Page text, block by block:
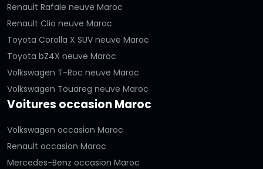
Renault Rafale neuve Maroc
Renault Clio neuve Maroc
Toyota Corolla X SUV neuve Maroc
Toyota bZ4X neuve Maroc
Volkswagen T-Roc neuve Maroc
Volkswagen Touareg neuve Maroc
Voitures occasion Maroc
Volkswagen occasion Maroc
Renault occasion Maroc
Mercedes-Benz occasion Maroc